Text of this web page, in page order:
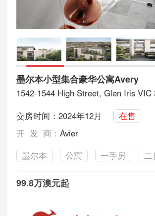
墨尔本小型集合豪华公寓Avery
1542-1544 High Street, Glen Iris VIC
交房时间：2024年12月
在售
开 发 商： Avier
墨尔本
公寓 一手房 二
99.8万澳元起